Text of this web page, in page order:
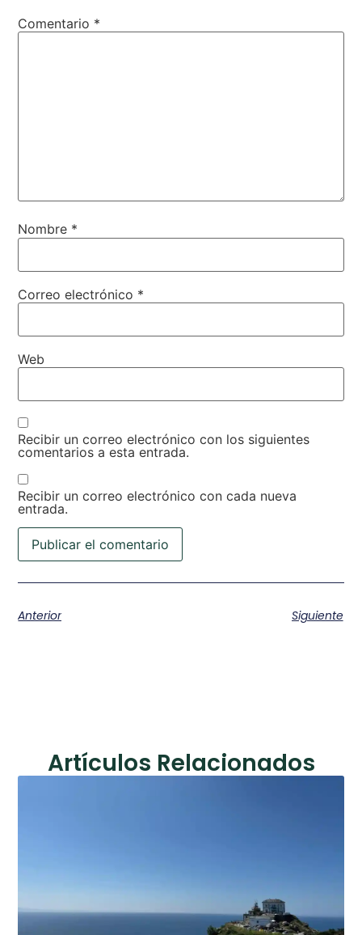
Comentario *
Nombre *
Correo electrónico *
Web
Recibir un correo electrónico con los siguientes
comentarios a esta entrada.
Recibir un correo electrónico con cada nueva
entrada.
Anterior Siguiente
Artículos Relacionados